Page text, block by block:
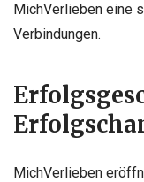
MichVerlieben eine
Verbindungen.
MichVerlieben